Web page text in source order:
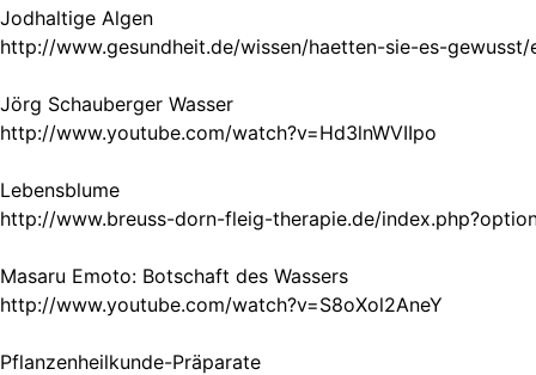
Jodhaltige Algen
http://www.gesundheit.de/wissen/haetten-sie-es-
Jörg Schauberger Wasser
http://www.youtube.com/watch?v=Hd3lnWVIIpo
Lebensblume
http://www.breuss-dorn-fleig-therapie.de/
Masaru Emoto: Botschaft des Wassers
http://www.youtube.com/watch?v=S8oXol2AneY
Pflanzenheilkunde-Präparate